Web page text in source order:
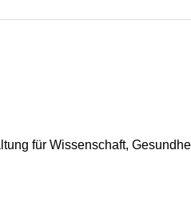
für Wissenschaft,